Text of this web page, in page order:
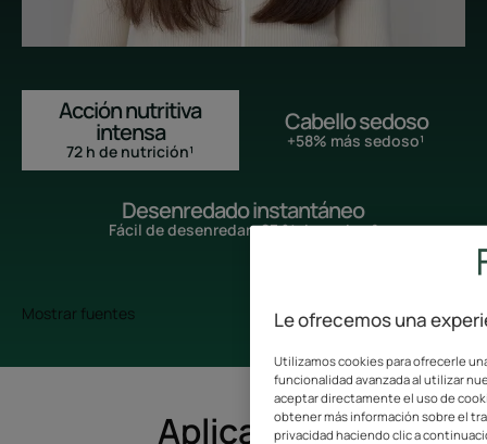
Acción nutritiva
intensa
72 h de nutrición¹
Cabello sedoso
+58% más sedoso¹
Desenredado instantáneo
Fácil de desenredar -83 % de nudos ²
Mostrar fuentes
Aplicación
Le ofrecemos una
Utilizamos cookies para ofrecerle
funcionalidad avanzada al utilizar
aceptar directamente el uso de
obtener más información sobre el
privacidad haciendo clic a